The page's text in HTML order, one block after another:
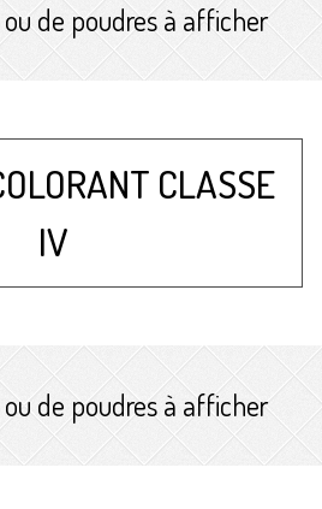
de poudres à afficher
CLASSE
IV
de poudres à afficher